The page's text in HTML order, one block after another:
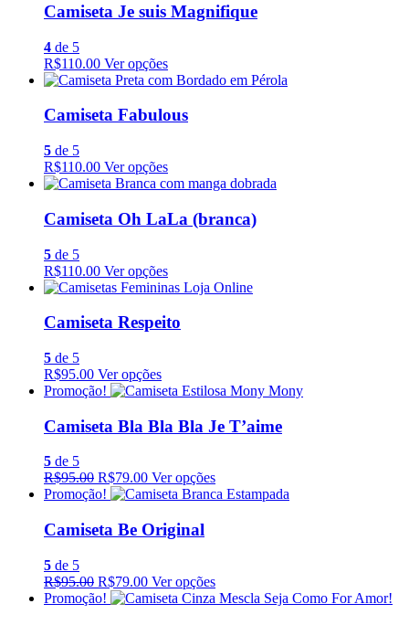
Camiseta Je suis Magnifique
4 de 5
R$110.00 Ver opções
Camiseta Fabulous
5 de 5
R$110.00 Ver opções
Camiseta Oh LaLa (branca)
5 de 5
R$110.00 Ver opções
Camiseta Respeito
5 de 5
R$95.00 Ver opções
Promoção!
Camiseta Bla Bla Bla Je T’aime
5 de 5
R$95.00 R$79.00 Ver opções
Promoção!
Camiseta Be Original
5 de 5
R$95.00 R$79.00 Ver opções
Promoção!